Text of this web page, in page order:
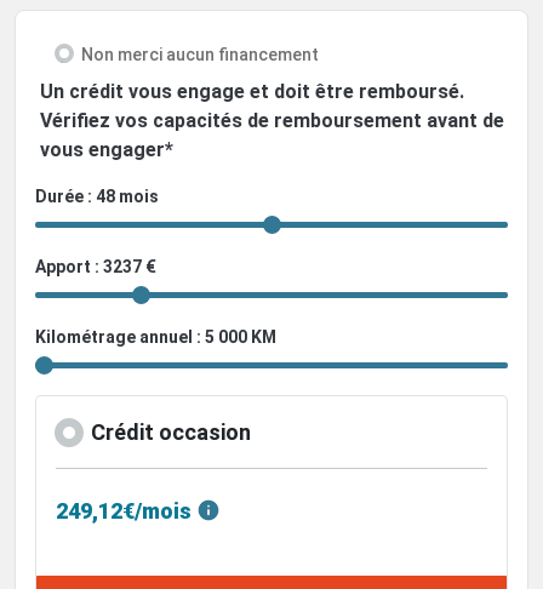
Non merci aucun financement
Un crédit vous engage et doit être remboursé.
Vérifiez vos capacités de remboursement avant de
vous engager*
Durée : 48 mois
Apport : 3237 €
Kilométrage annuel : 5 000 KM
Crédit occasion
249,12€/mois